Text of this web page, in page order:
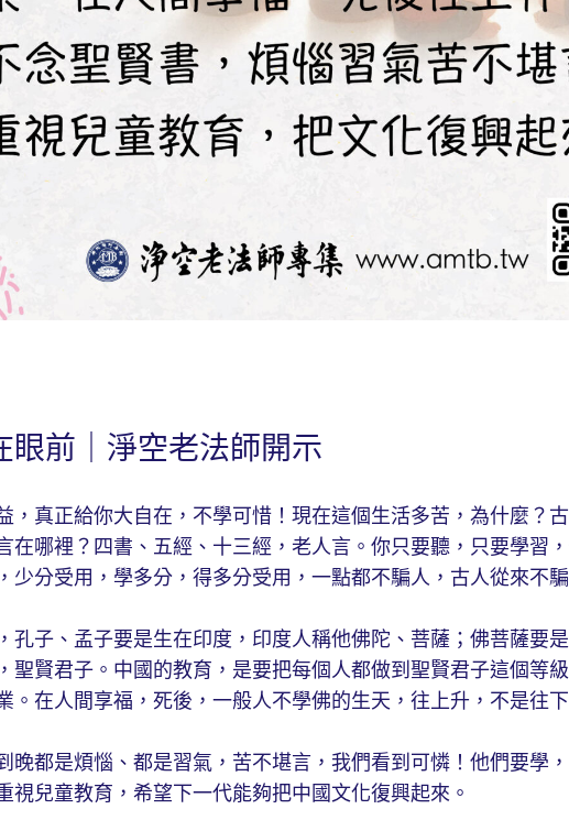
眼前｜淨空老法師開示
，真正給你大自在，不學可惜！現在這個生活多苦，為什麼？
在哪裡？四書、五經、十三經，老人言。你只要聽，只要學習
少分受用，學多分，得多分受用，一點都不騙人，古人從來不騙
孔子、孟子要是生在印度，印度人稱他佛陀、菩薩；佛菩薩要是
聖賢君子。中國的教育，是要把每個人都做到聖賢君子這個等
。在人間享福，死後，一般人不學佛的生天，往上升，不是往下
晚都是煩惱、都是習氣，苦不堪言，我們看到可憐！他們要學
視兒童教育，希望下一代能夠把中國文化復興起來。